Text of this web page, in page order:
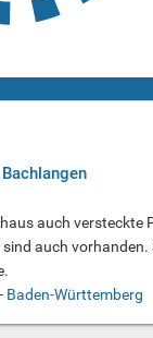
auch versteckte
sind auch
- Baden-Württemberg